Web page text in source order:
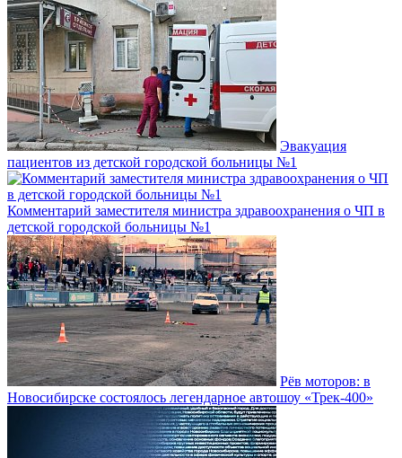
Эвакуация
пациентов из детской городской больницы №1
Комментарий заместителя министра здравоохранения о ЧП в
детской городской больницы №1
Рёв моторов: в
Новосибирске состоялось легендарное автошоу «Трек-400»